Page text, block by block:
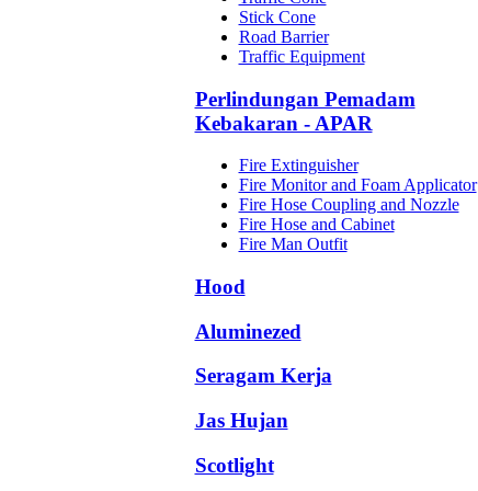
Stick Cone
Road Barrier
Traffic Equipment
Perlindungan Pemadam
Kebakaran - APAR
Fire Extinguisher
Fire Monitor and Foam Applicator
Fire Hose Coupling and Nozzle
Fire Hose and Cabinet
Fire Man Outfit
Hood
Aluminezed
Seragam Kerja
Jas Hujan
Scotlight